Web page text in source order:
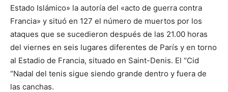
Estado Islámico» la autoría del «acto de guerra contra
Francia» y situó en 127 el número de muertos por los
ataques que se sucedieron después de las 21.00 horas
del viernes en seis lugares diferentes de París y en torno
al Estadio de Francia, situado en Saint-Denis. El “Cid
“Nadal del tenis sigue siendo grande dentro y fuera de
las canchas.